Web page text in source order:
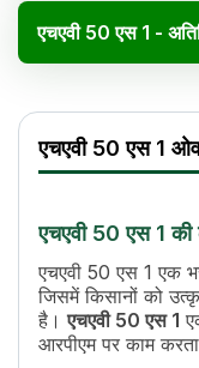
एचएवी 50 एस 1 -
Specification
एचपी
47.5
कूलिंग सिस्टम
पीटीओ एचपी
46
ब्रेक
OIB
ईंधन टैंक क्षमता
60
लंबाई
3280
एचएवी 50 एस 1
एचएवी 50 एस 1 की
एचएवी 50 एस 1 एक
जिसमें किसानों को
है।एचएवी 50 एस 1
आरपीएम पर काम